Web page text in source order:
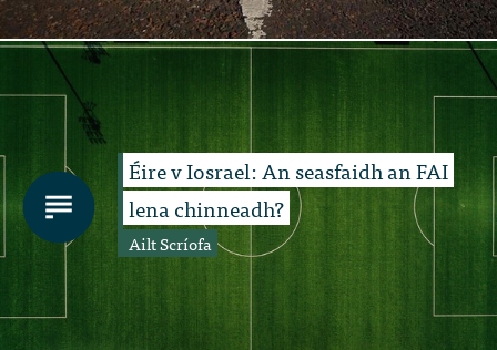
Éire v Iosrael: An seasfaidh an FAI
lena chinneadh?
Ailt Scríofa